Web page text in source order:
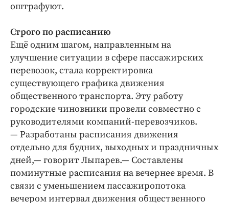
оштрафуют.
Строго по расписанию
Ещё одним шагом, направленным на
улучшение ситуации в сфере пассажирских
перево­зок, стала корректировка
существующего графика движения
общественного транспорта. Эту работу
городские чиновники провели совместно с
руководителями компаний-перевозчиков.
— Разработаны расписания движения
отдельно для будних, выходных и праздничных
дней,— говорит Лыпарев.— Составлены
поминутные расписания на вечернее время. В
связи с уменьшением пассажиропотока
вечером интервал движения общественного